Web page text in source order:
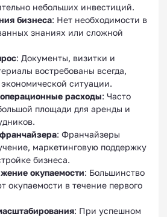
небольших инвестиций.
бизнеса: Нет необходимости в
знаниях или сложной
: Документы, визитки и
востребованы всегда,
ситуации.
расходы: Часто
площади для аренды и
: Франчайзеры
маркетинговую поддержку
бизнеса.
окупаемости: Большинство
окупаемости в течение первого
: При успешном